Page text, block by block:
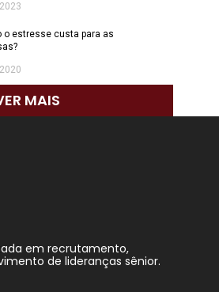
o estresse custa para as
MAIS
em recrutamento,
de lideranças sênior.